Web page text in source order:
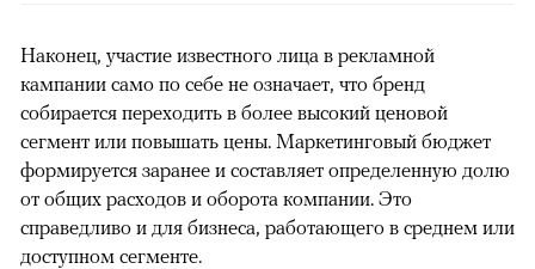
Наконец, участие известного лица в рекламной
кампании само по себе не означает, что бренд
собирается переходить в более высокий ценовой
сегмент или повышать цены. Маркетинговый бюджет
формируется заранее и составляет определенную долю
от общих расходов и оборота компании. Это
справедливо и для бизнеса, работающего в среднем или
доступном сегменте.